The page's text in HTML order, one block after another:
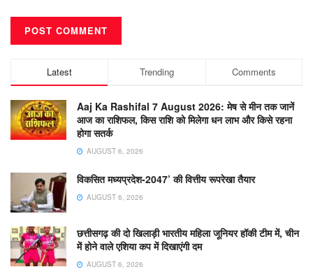
Latest Trending Comments
Aaj Ka Rashifal 7 August 2026: मेष से मीन तक जानें
आज का राशिफल, किस राशि को मिलेगा धन लाभ और किसे रहना
होगा सतर्क
AUGUST 6, 2026
विकसित मध्यप्रदेश-2047’ की वित्तीय रूपरेखा तैयार
AUGUST 6, 2026
छत्तीसगढ़ की दो खिलाड़ी भारतीय महिला जूनियर हॉकी टीम में, चीन
में होने वाले एशिया कप में दिखाएंगी दम
AUGUST 6, 2026